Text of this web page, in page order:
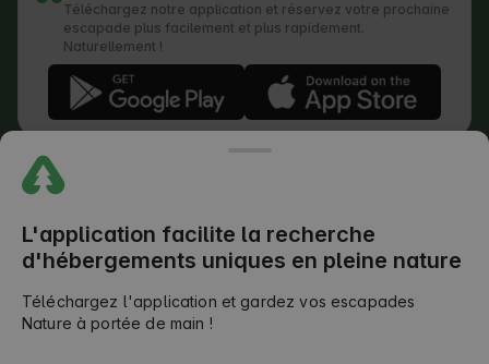
Téléchargez notre application et réservez votre prochaine
escapade plus facilement et plus rapidement.
Naturellement !
© 2026 AlohaCamp. Tous droits réservés.
Politique relative aux cookies
Politique de soumission des avis
Répartition légale des responsabilités
L'application facilite la recherche
d'hébergements uniques en pleine nature
Téléchargez l'application et gardez vos escapades
Nature à portée de main !